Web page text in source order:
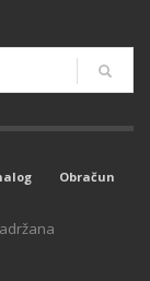
Obračun